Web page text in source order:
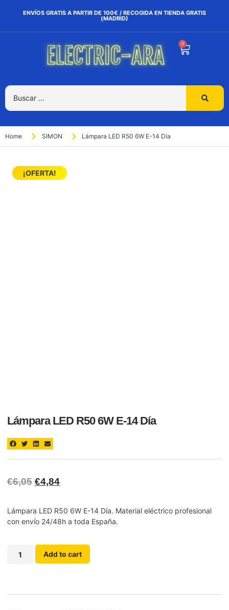
ENVÍOS GRATIS A PARTIR DE 100€ / RECOGIDA EN TIENDA GRATIS
(MADRID)
0
Home SIMON Lámpara LED R50 6W E-14 Día
¡OFERTA!
Lámpara LED R50 6W E-14 Día
€6,05 €4,84
Lámpara LED R50 6W E-14 Día. Material eléctrico profesional
con envío 24/48h a toda España.
Add to cart